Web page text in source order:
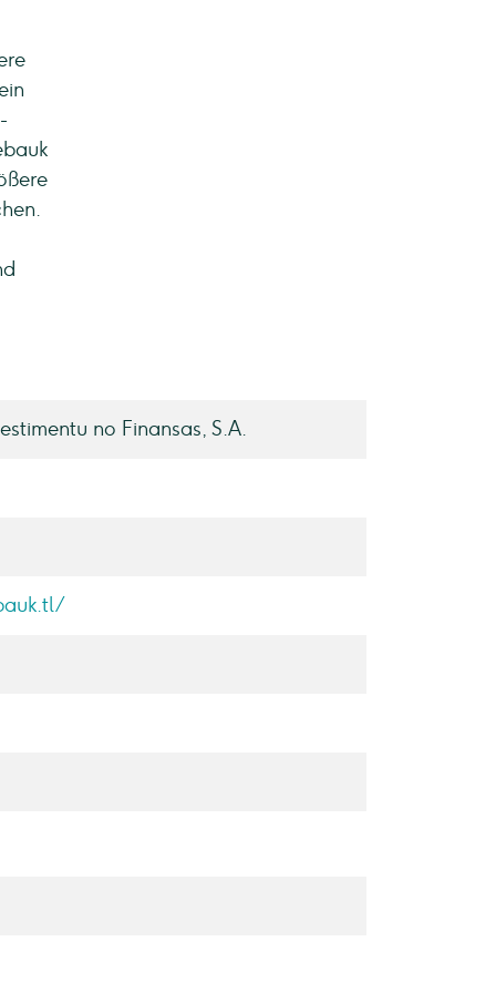
no Finansas, S.A.